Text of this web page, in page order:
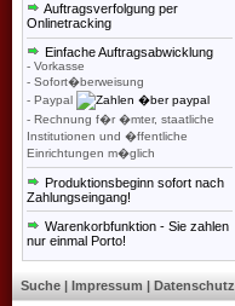
Auftragsverfolgung per
Onlinetracking
Einfache Auftragsabwicklung
- Vorkasse
- Sofort�berweisung
- Paypal
- Rechnung f�r �mter, staatliche
Institutionen und �ffentliche
Einrichtungen m�glich
Produktionsbeginn sofort nach
Zahlungseingang!
Warenkorbfunktion - Sie zahlen
nur einmal Porto!
Suche | Impressum | Datenschutz